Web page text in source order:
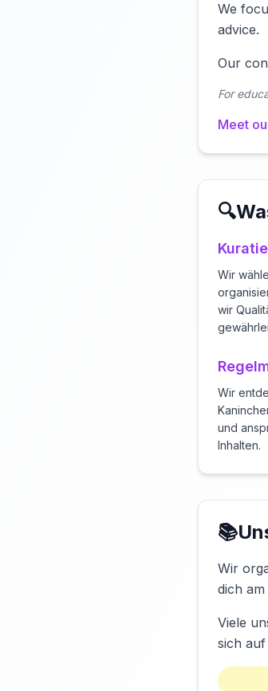
We
advice.
Our
For
Meet
🔍
Wir
wir
Wir
und
Inhalten.
📚
Wir
dich
Viele
sich